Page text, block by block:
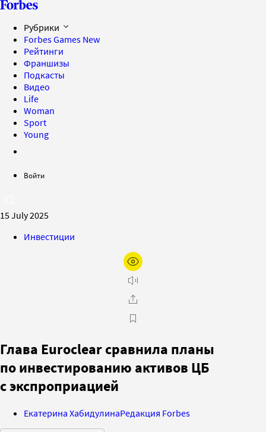
Рубрики
Forbes Games New
Рейтинги
Франшизы
Подкасты
Видео
Life
Woman
Sport
Young
Войти
15 July 2025
Инвестиции
Глава Euroclear сравнила планы
по инвестированию активов ЦБ
с экспроприацией
Екатерина ХабидулинаРедакция Forbes